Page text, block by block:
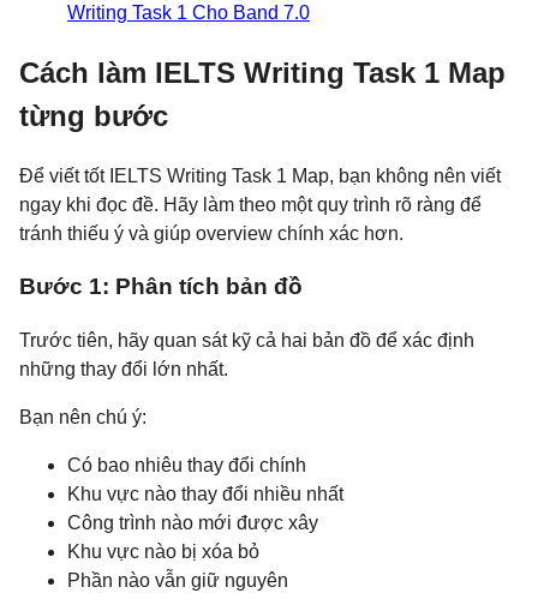
Writing Task 1 Cho Band 7.0
Cách làm IELTS Writing Task 1 Map
từng bước
Để viết tốt IELTS Writing Task 1 Map, bạn không nên viết
ngay khi đọc đề. Hãy làm theo một quy trình rõ ràng để
tránh thiếu ý và giúp overview chính xác hơn.
Bước 1: Phân tích bản đồ
Trước tiên, hãy quan sát kỹ cả hai bản đồ để xác định
những thay đổi lớn nhất.
Bạn nên chú ý:
Có bao nhiêu thay đổi chính
Khu vực nào thay đổi nhiều nhất
Công trình nào mới được xây
Khu vực nào bị xóa bỏ
Phần nào vẫn giữ nguyên